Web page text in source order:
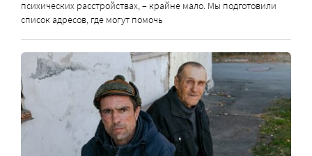
психических расстройствах, – крайне мало. Мы подготовили
список адресов, где могут помочь